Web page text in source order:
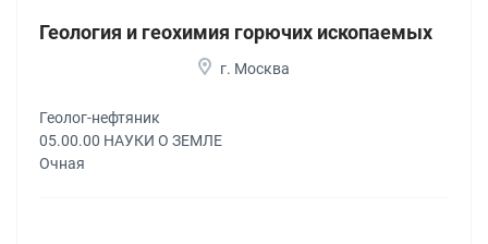
Геология и геохимия горючих ископаемых
г. Москва
Геолог-нефтяник
05.00.00 НАУКИ О ЗЕМЛЕ
Очная